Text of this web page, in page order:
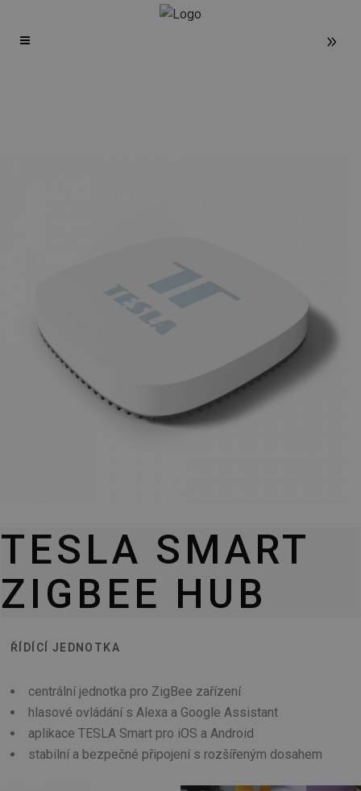
TESLA SMART
ZIGBEE HUB
ŘÍDÍCÍ JEDNOTKA
centrální jednotka pro ZigBee zařízení
hlasové ovládání s Alexa a Google Assistant
aplikace TESLA Smart pro iOS a Android
stabilní a bezpečné připojení s rozšířeným dosahem